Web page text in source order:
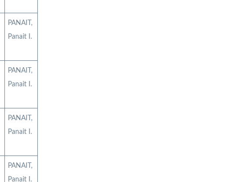
PANAIT,
Panait I.
PANAIT,
Panait I.
PANAIT,
Panait I.
PANAIT,
Panait I.